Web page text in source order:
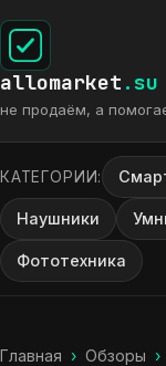
allomarket .su
не продаём, а
КАТЕГОРИИ:
Наушники
Фототехника
Главная › Обзоры ›